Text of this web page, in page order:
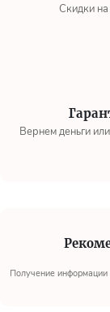
Скидки
Вернем деньги
Получение информации